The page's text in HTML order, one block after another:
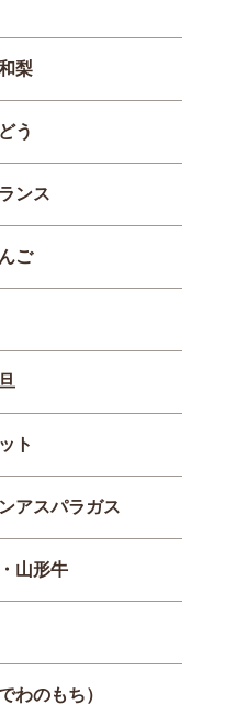
梨
う
ンス
ご
ト
アスパラガス
山形牛
わのもち）